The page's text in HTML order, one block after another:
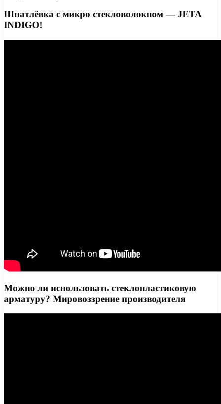
Шпатлёвка с микро стекловолокном — JETA
INDIGO!
Можно ли использовать стеклопластиковую
арматуру? Мировоззрение производителя